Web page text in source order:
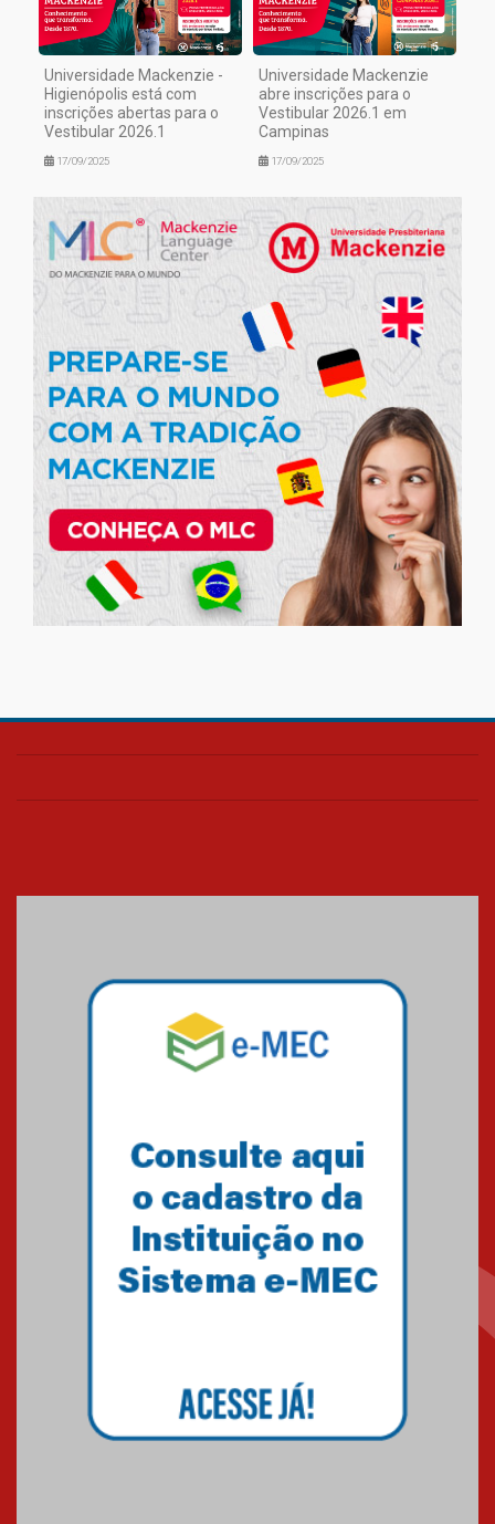
Universidade Mackenzie -
Higienópolis está com
inscrições abertas para o
Vestibular 2026.1
17/09/2025
Universidade Mackenzie
abre inscrições para o
Vestibular 2026.1 em
Campinas
17/09/2025